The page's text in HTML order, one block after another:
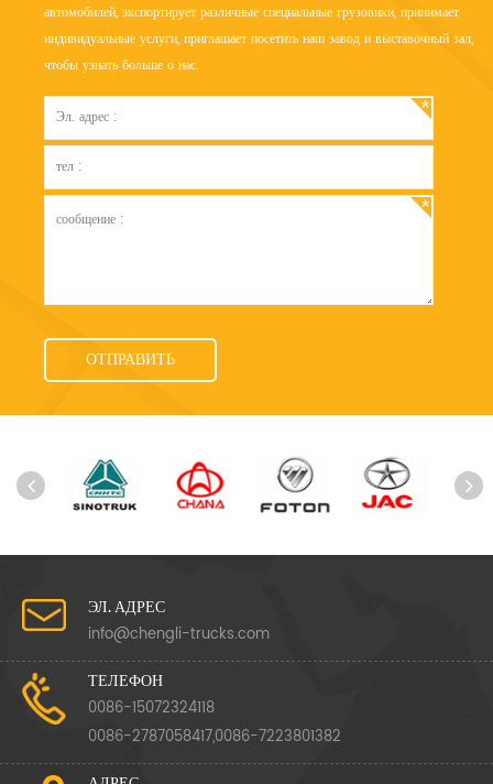
автомобилей, экспортирует различные специальные грузовики, принимает
индивидуальные услуги, приглашает посетить наш завод и выставочный зал,
чтобы узнать больше о нас.
ЭЛ. АДРЕС
info@chengli-trucks.com
ТЕЛЕФОН
0086-15072324118
0086-2787058417,0086-7223801382